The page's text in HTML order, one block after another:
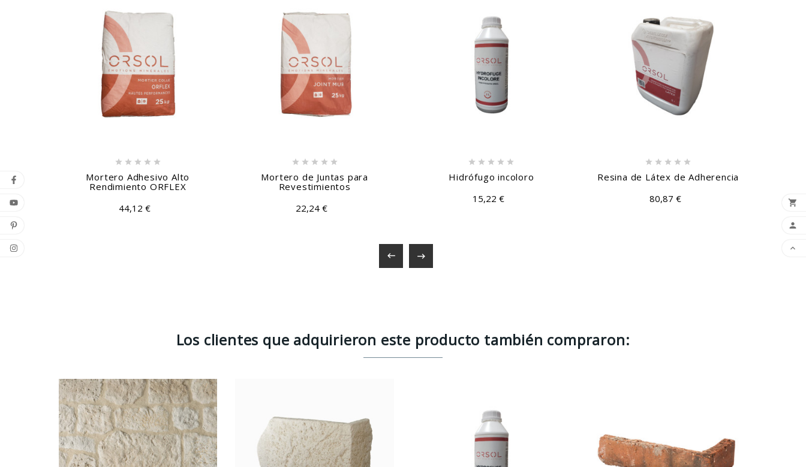
    
Mortero Adhesivo Alto
Rendimiento ORFLEX
44,12 €

    
Mortero de Juntas para
Revestimientos
22,24 €
    
Hidrófugo incoloro
15,22 €
    
Resina de Látex de Adherencia
80,87 €
 
Los clientes que adquirieron este producto también compraron:


